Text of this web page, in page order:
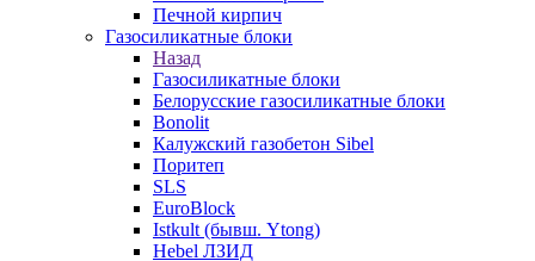
Печной кирпич
Газосиликатные блоки
Назад
Газосиликатные блоки
Белорусские газосиликатные блоки
Bonolit
Калужский газобетон Sibel
Поритеп
SLS
EuroBlock
Istkult (бывш. Ytong)
Hebel ЛЗИД